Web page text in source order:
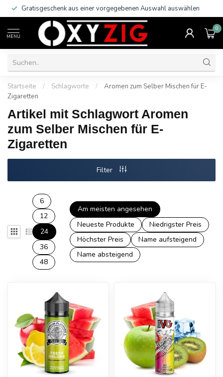
Gratisgeschenk aus einer vorgegebenen Auswahl auswählen
MENU
0
Startseite / Schlagworte /
Aromen zum Selber Mischen für E-
Zigaretten
Artikel mit Schlagwort Aromen
zum Selber Mischen für E-
Zigaretten
Filter
6
12
24
36
48
Am meisten angesehen
Neueste Produkte
Niedrigster Preis
Höchster Preis
Name aufsteigend
Name absteigend